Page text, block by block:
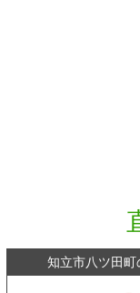
知立市八ツ田